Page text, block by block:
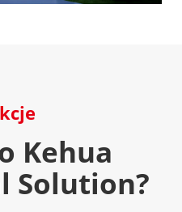
Kehua
Solution?